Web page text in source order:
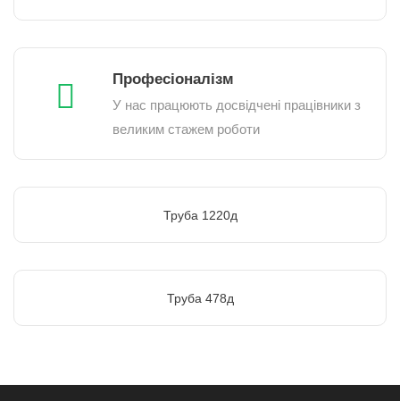
Професіоналізм
У нас працюють досвідчені працівники з
великим стажем роботи
Труба 1220д
Труба 478д